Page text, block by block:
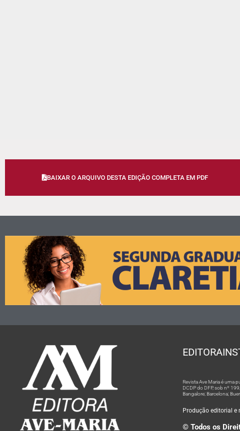
BAIXAR O ARQUIVO DESTA EDIÇÃO COMPLETA EM PDF
EDITORA
Revista Ave Maria é uma
DCDP do DFP, sob nº
Bangalore; Barcelona;
Produção editorial
© Todos os